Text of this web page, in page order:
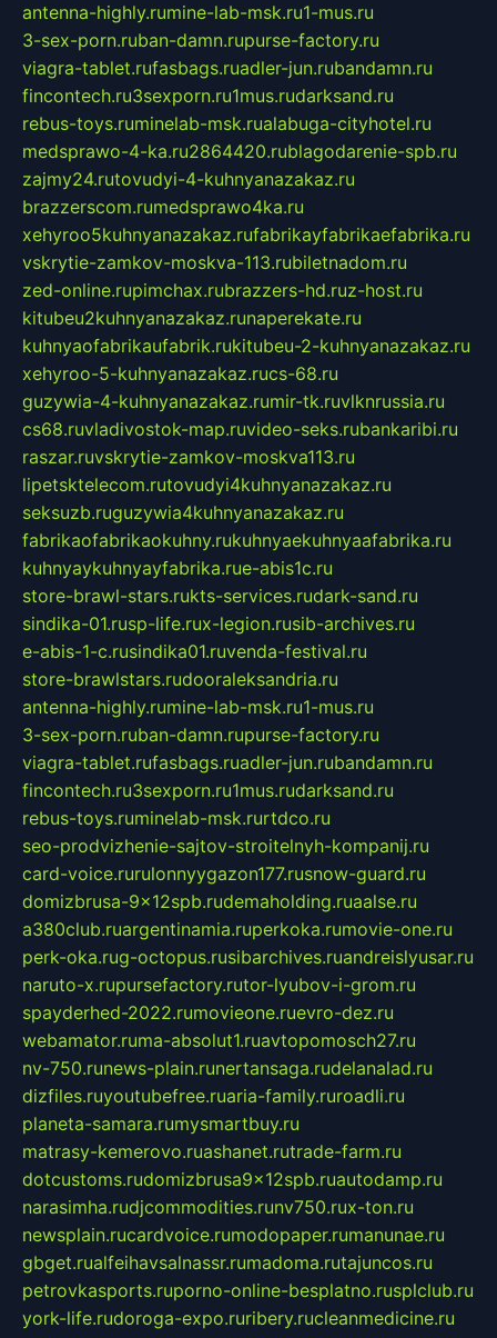
antenna-highly.rumine-lab-msk.ru1-mus.ru
3-sex-porn.ruban-damn.rupurse-factory.ru
viagra-tablet.rufasbags.ruadler-jun.rubandamn.ru
fincontech.ru3sexporn.ru1mus.rudarksand.ru
rebus-toys.ruminelab-msk.rualabuga-cityhotel.ru
medsprawo-4-ka.ru2864420.rublagodarenie-spb.ru
zajmy24.rutovudyi-4-kuhnyanazakaz.ru
brazzerscom.rumedsprawo4ka.ru
xehyroo5kuhnyanazakaz.rufabrikayfabrikaefabrika.ru
vskrytie-zamkov-moskva-113.rubiletnadom.ru
zed-online.rupimchax.rubrazzers-hd.ruz-host.ru
kitubeu2kuhnyanazakaz.runaperekate.ru
kuhnyaofabrikaufabrik.rukitubeu-2-kuhnyanazakaz.ru
xehyroo-5-kuhnyanazakaz.rucs-68.ru
guzywia-4-kuhnyanazakaz.rumir-tk.ruvlknrussia.ru
cs68.ruvladivostok-map.ruvideo-seks.rubankaribi.ru
raszar.ruvskrytie-zamkov-moskva113.ru
lipetsktelecom.rutovudyi4kuhnyanazakaz.ru
seksuzb.ruguzywia4kuhnyanazakaz.ru
fabrikaofabrikaokuhny.rukuhnyaekuhnyaafabrika.ru
kuhnyaykuhnyayfabrika.rue-abis1c.ru
store-brawl-stars.rukts-services.rudark-sand.ru
sindika-01.rusp-life.rux-legion.rusib-archives.ru
e-abis-1-c.rusindika01.ruvenda-festival.ru
store-brawlstars.rudooraleksandria.ru
antenna-highly.rumine-lab-msk.ru1-mus.ru
3-sex-porn.ruban-damn.rupurse-factory.ru
viagra-tablet.rufasbags.ruadler-jun.rubandamn.ru
fincontech.ru3sexporn.ru1mus.rudarksand.ru
rebus-toys.ruminelab-msk.rurtdco.ru
seo-prodvizhenie-sajtov-stroitelnyh-kompanij.ru
card-voice.rurulonnyygazon177.rusnow-guard.ru
domizbrusa-9x12spb.rudemaholding.ruaalse.ru
a380club.ruargentinamia.ruperkoka.rumovie-one.ru
perk-oka.rug-octopus.rusibarchives.ruandreislyusar.ru
naruto-x.rupursefactory.rutor-lyubov-i-grom.ru
spayderhed-2022.rumovieone.ruevro-dez.ru
webamator.ruma-absolut1.ruavtopomosch27.ru
nv-750.runews-plain.runertansaga.rudelanalad.ru
dizfiles.ruyoutubefree.ruaria-family.ruroadli.ru
planeta-samara.rumysmartbuy.ru
matrasy-kemerovo.ruashanet.rutrade-farm.ru
dotcustoms.rudomizbrusa9x12spb.ruautodamp.ru
narasimha.rudjcommodities.runv750.rux-ton.ru
newsplain.rucardvoice.rumodopaper.rumanunae.ru
gbget.rualfeihavsalnassr.rumadoma.rutajuncos.ru
petrovkasports.ruporno-online-besplatno.rusplclub.ru
york-life.rudoroga-expo.ruribery.rucleanmedicine.ru